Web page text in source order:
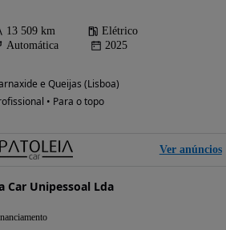
13 509 km
Elétrico
Automática
2025
e Queijas (Lisboa)
• Para o topo
Ver anúncios
Car Unipessoal Lda